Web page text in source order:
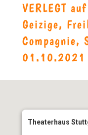
VERLEGT
Geizige,
Compagnie,
01.10.2021
Theaterhaus